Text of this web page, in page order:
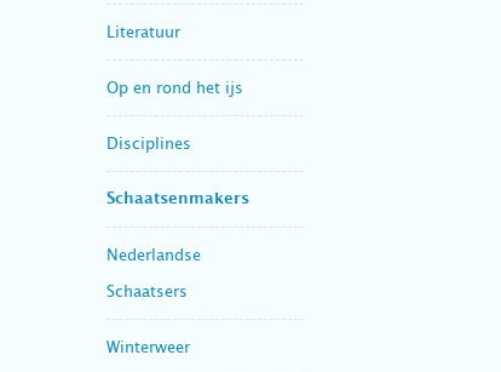
Literatuur
Op en rond het ijs
Disciplines
Schaatsenmakers
Nederlandse
Schaatsers
Winterweer